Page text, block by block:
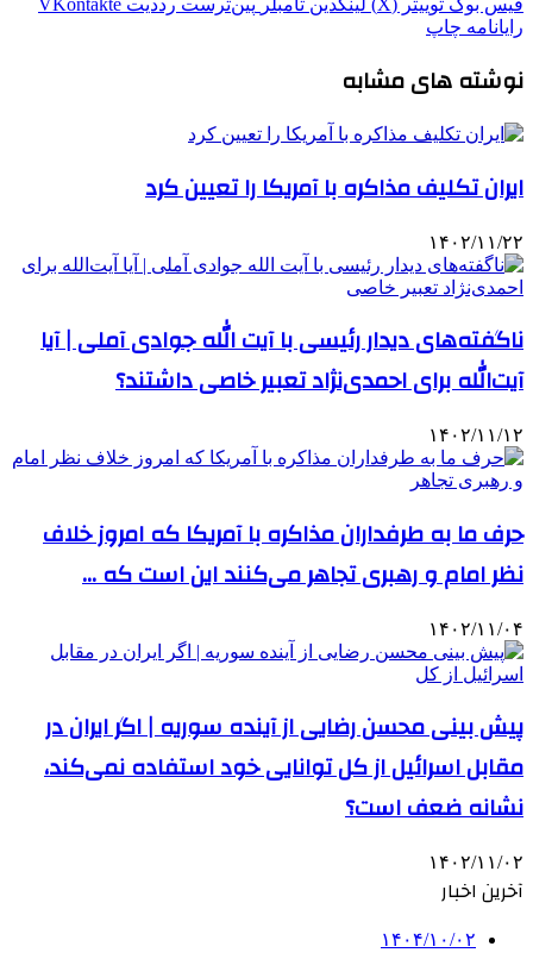
رایانامه چاپ
نوشته های مشابه
ایران تکلیف مذاکره با آمریکا را تعیین کرد
۱۴۰۲/۱۱/۲۲
ناگفته‌های دیدار رئیسی با آیت الله جوادی آملی | آیا
آیت‌الله برای احمدی‌نژاد تعبیر خاصی داشتند؟
۱۴۰۲/۱۱/۱۲
حرف ما به طرفداران مذاکره با آمریکا که امروز خلاف
نظر امام و رهبری تجاهر می‌کنند این است که …
۱۴۰۲/۱۱/۰۴
پیش بینی محسن رضایی از آینده سوریه | اگر ایران در
مقابل اسرائیل از کل توانایی خود استفاده نمی‌کند،
نشانه ضعف است؟
۱۴۰۲/۱۱/۰۲
آخرین اخبار
۱۴۰۴/۱۰/۰۲